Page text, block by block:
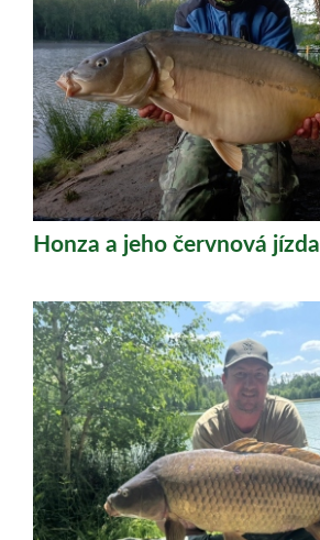
Honza a jeho červnová jízda